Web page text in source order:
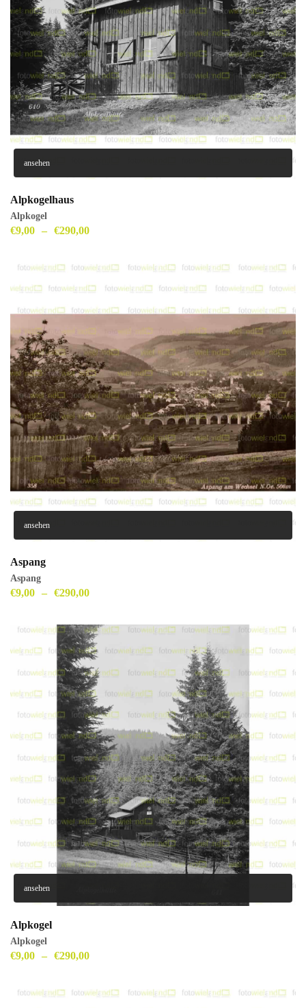
ansehen
Alpkogelhaus
Alpkogel
€9,00 – €290,00
ansehen
Aspang
Aspang
€9,00 – €290,00
ansehen
Alpkogel
Alpkogel
€9,00 – €290,00